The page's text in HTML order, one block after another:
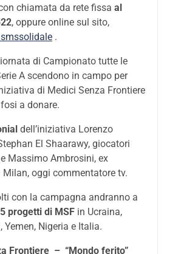
chiamata da rete fissa al
, oppure online sul sito,
.
di Campionato tutte le
A scendono in campo per
di Medici Senza Frontiere
a donare.
dell’iniziativa Lorenzo
El Shaarawy, giocatori
Massimo Ambrosini, ex
oggi commentatore tv.
con la campagna andranno a
5 progetti di MSF in Ucraina,
Nigeria e Italia.
Frontiere – “Mondo ferito”